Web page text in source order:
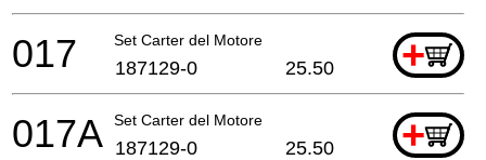
Set Carter del Motore +
017 187129-0 25.50
Set Carter del Motore +
017A 187129-0 25.50